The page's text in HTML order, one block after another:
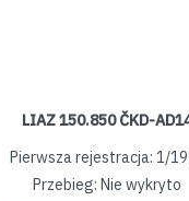
LIAZ 150.850 ČKD-
Pierwsza rejestracja: 1/
Przebieg: Nie wykryto